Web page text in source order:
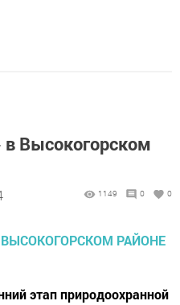
в Высокогорском
1149 0 0
этап природоохранной